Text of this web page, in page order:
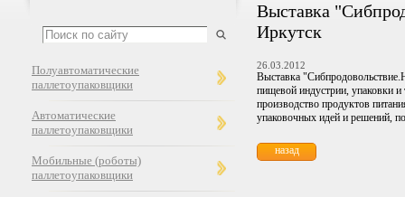
Полуавтоматические
паллетоупаковщики
Автоматические
паллетоупаковщики
Мобильные (роботы)
паллетоупаковщики
Выставка
Иркутск
26.03.2012
Выставка
пищевой индустрии, упаковки и
производство продуктов
упаковочных идей и решений,
назад